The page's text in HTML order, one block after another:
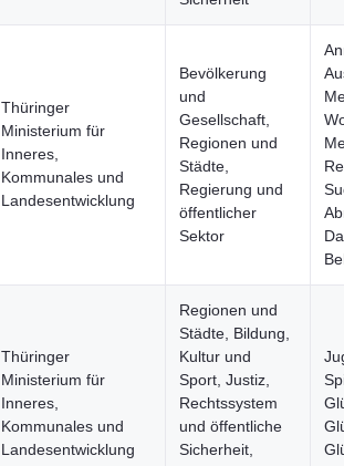
Thüringer
Ministerium für
Inneres,
Kommunales und
Landesentwicklung
Bevölkerung
und
Gesellschaft,
Regionen und
Städte,
Regierung und
öffentlicher
Sektor
Thüringer
Ministerium für
Inneres,
Kommunales und
Landesentwicklung
Regionen und
Städte, Bildung,
Kultur und
Sport, Justiz,
Rechtssystem
und öffentliche
Sicherheit,